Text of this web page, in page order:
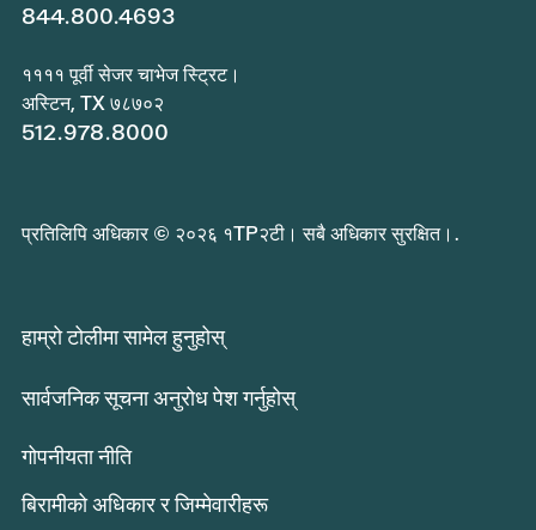
844.800.4693
११११ पूर्वी सेजर चाभेज स्ट्रिट।
अस्टिन, TX ७८७०२
512.978.8000
प्रतिलिपि अधिकार © २०२६ १TP२टी। सबै अधिकार सुरक्षित।.
हाम्रो टोलीमा सामेल हुनुहोस्
सार्वजनिक सूचना अनुरोध पेश गर्नुहोस्
गोपनीयता नीति
बिरामीको अधिकार र जिम्मेवारीहरू